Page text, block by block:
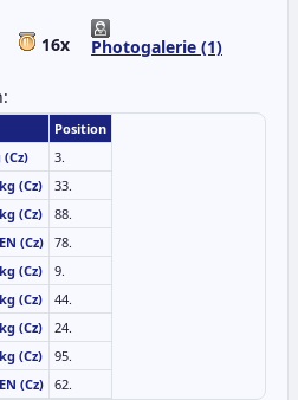
Photogalerie (1)
16x
Position
3.
(Cz)
33.
(Cz)
88.
(Cz) 78.
(Cz)
9.
(Cz)
44.
(Cz)
24.
(Cz)
95.
(Cz) 62.